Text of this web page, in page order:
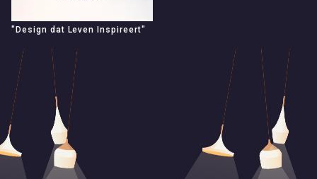
"Design dat Leven Inspireert"